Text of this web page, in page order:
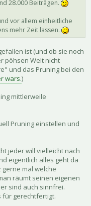
28.000 Beiträgen.
vor allem einheitliche
mehr Zeit lassen.
ist (und ob sie noch
pöhsen Welt nicht
und das Pruning bei den
wars.)
mittlerweile
Pruning einstellen und
jeder will vielleicht nach
eigentlich alles geht da
mal welche
räumt seinen eigenen
sind auch sinnfrei.
für gerechtfertigt.